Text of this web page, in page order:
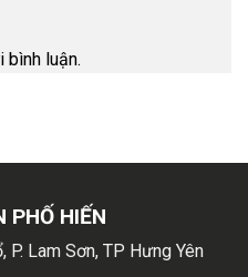
bình luận.
PHỐ HIẾN
Lam Sơn, TP Hưng Yên